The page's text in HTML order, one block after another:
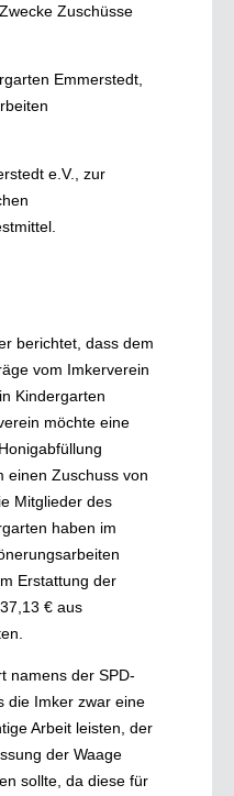
Zuschüsse
Emmerstedt,
e.V., zur
berichtet, dass dem
vom Imkerverein
Kindergarten
möchte eine
einen Zuschuss von
Mitglieder des
haben im
Erstattung der
€ aus
namens der SPD-
die Imker zwar eine
Arbeit leisten, der
der Waage
sollte, da diese für